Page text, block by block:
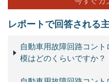
レポートで回答される
自動車用故障回路コン
模はどのくらいですか？